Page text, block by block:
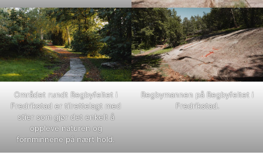
Området rundt Begbyfeltet i
Fredrikstad er tilrettelagt med
stier som gjør det enkelt å
oppleve naturen og
fornminnene på nært hold.
Begbymannen på Begbyfeltet i
Fredrikstad.